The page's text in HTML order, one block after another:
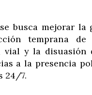
busca mejorar la
temprana
vial y la disuasión
a la presencia
24/7.